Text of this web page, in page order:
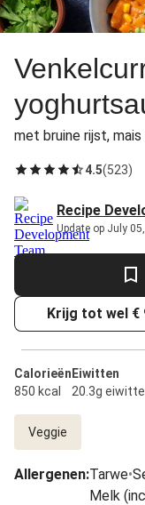
met bruine rijst, mais
4.5(523)
Recipe
Update op July
Krijg tot wel €
Calorieën
850 kcal
Eiwitten
20.3g
Veggie
Allergenen:Tarwe•
Melk